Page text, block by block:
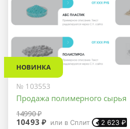
НОВИНКА
№ 103553
Продажа полимерного сырья
14990 ₽
10493 ₽ или в Сплит 2 623 ₽